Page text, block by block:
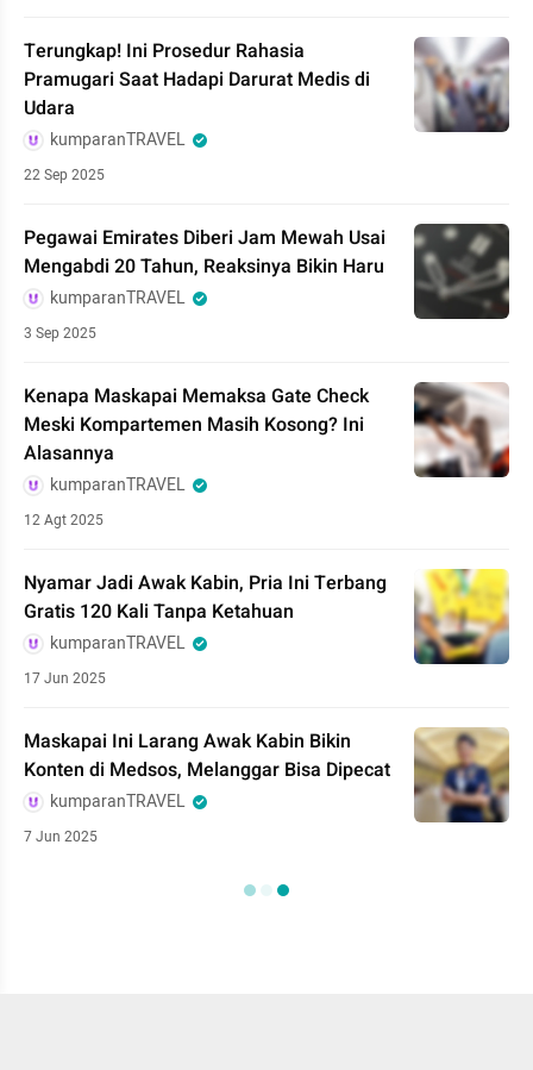
Terungkap! Ini Prosedur Rahasia
Pramugari Saat Hadapi Darurat Medis di
Udara
kumparanTRAVEL
22 Sep 2025
Pegawai Emirates Diberi Jam Mewah Usai
Mengabdi 20 Tahun, Reaksinya Bikin Haru
kumparanTRAVEL
3 Sep 2025
Kenapa Maskapai Memaksa Gate Check
Meski Kompartemen Masih Kosong? Ini
Alasannya
kumparanTRAVEL
12 Agt 2025
Nyamar Jadi Awak Kabin, Pria Ini Terbang
Gratis 120 Kali Tanpa Ketahuan
kumparanTRAVEL
17 Jun 2025
Maskapai Ini Larang Awak Kabin Bikin
Konten di Medsos, Melanggar Bisa Dipecat
kumparanTRAVEL
7 Jun 2025